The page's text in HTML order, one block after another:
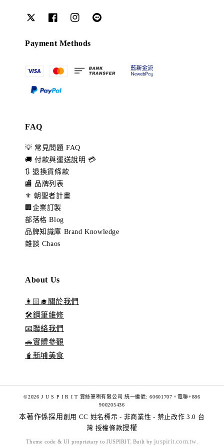
Payment Methods
FAQ
💡 常見問題 FAQ
🚚 付款與運送說明 💳
🔃 退換貨條款
🏬 品牌列表
⚜️ 朝聖者計畫
🏢企業訂製
部落格 Blog
品牌知識庫 Brand Knowledge
雜談 Chaos
About Us
👩🏻‍🎓關於我們
🛠️鋼筆維修
📧聯絡我們
🚗實體參觀
🧋新埔美食
©2026 J U S P I R I T 賈絲筆咧有限公司 統一編號: 60601707。電聯+886
900205436
本著作係採用 創用 CC 姓名標示 - 非商業性 - 禁止改作 3.0 台
灣 授權條款授權
Theme code & UI proprietary to JUSPIRIT. Built by juspirit.com.tw